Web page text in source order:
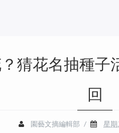
猜花名抽種子
回
園藝文摘編輯部 / 星期